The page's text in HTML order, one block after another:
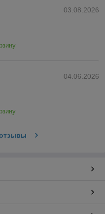
03.08.2026
04.06.2026